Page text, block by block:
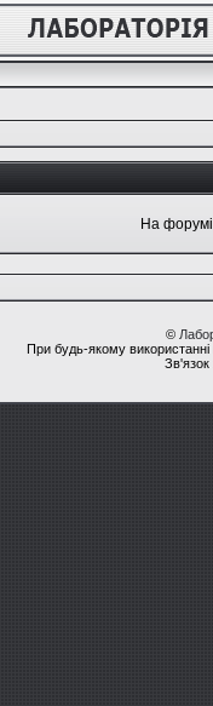
На форумі
©
При будь-якому використанні
Зв'язок